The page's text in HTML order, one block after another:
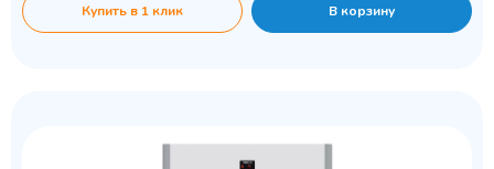
Купить в 1 клик В корзину